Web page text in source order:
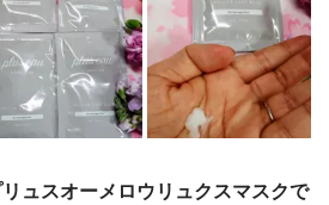
ュスオーメロウリュクスマスクで